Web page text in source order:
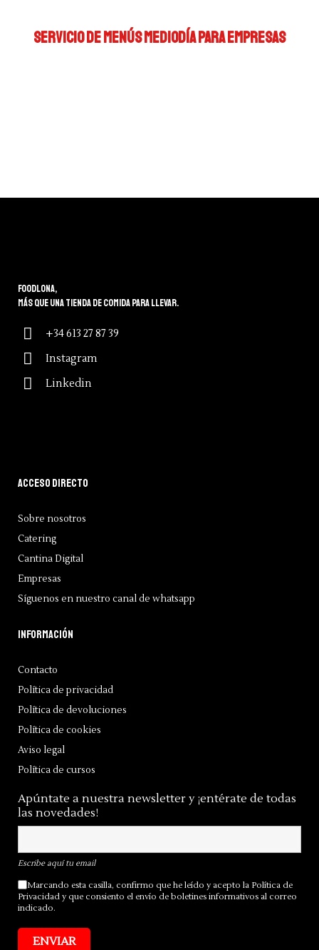
SERVICIO DE MENÚS MEDIODÍA PARA EMPRESAS
Foodlona,
más que una tienda de comida para llevar.
+34 613 27 87 39
Instagram
Linkedin
Acceso directo
Sobre nosotros
Catering
Cantina Digital
Empresas
Síguenos en nuestro canal de whatsapp
Información
Contacto
Política de privacidad
Política de devoluciones
Política de cookies
Aviso legal
Política de cursos
Apúntate a nuestra newsletter y ¡entérate de todas
las novedades!
Escribe aquí tu email
Marcando esta casilla, confirmo que he leído y acepto la Política de
Privacidad y que consiento el envío de boletines informativos al correo
indicado.
ENVIAR